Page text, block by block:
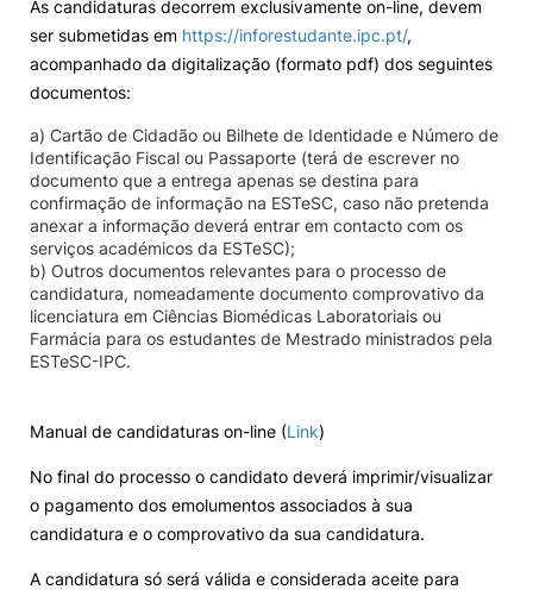
As candidaturas decorrem exclusivamente on-line, devem
ser submetidas em https://inforestudante.ipc.pt/,
acompanhado da digitalização (formato pdf) dos seguintes
documentos:
a) Cartão de Cidadão ou Bilhete de Identidade e Número de
Identificação Fiscal ou Passaporte (terá de escrever no
documento que a entrega apenas se destina para
confirmação de informação na ESTeSC, caso não pretenda
anexar a informação deverá entrar em contacto com os
serviços académicos da ESTeSC);
b) Outros documentos relevantes para o processo de
candidatura, nomeadamente documento comprovativo da
licenciatura em Ciências Biomédicas Laboratoriais ou
Farmácia para os estudantes de Mestrado ministrados pela
ESTeSC-IPC.
Manual de candidaturas on-line (Link)
No final do processo o candidato deverá imprimir/visualizar
o pagamento dos emolumentos associados à sua
candidatura e o comprovativo da sua candidatura.
A candidatura só será válida e considerada aceite para